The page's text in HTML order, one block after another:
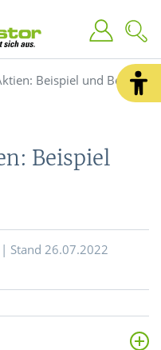
Beispiel und
Beispiel
Stand 26.07.2022